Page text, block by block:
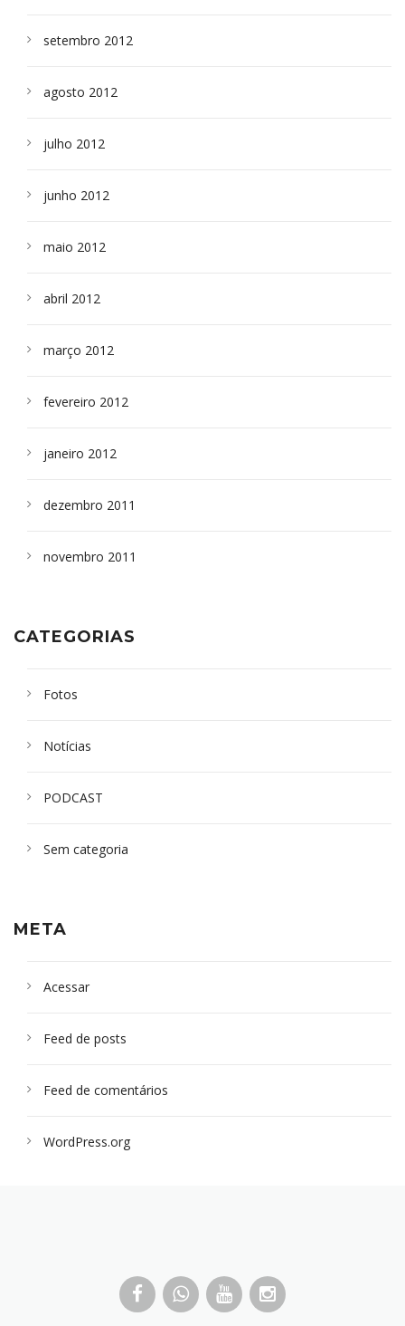
setembro 2012
agosto 2012
julho 2012
junho 2012
maio 2012
abril 2012
março 2012
fevereiro 2012
janeiro 2012
dezembro 2011
novembro 2011
CATEGORIAS
Fotos
Notícias
PODCAST
Sem categoria
META
Acessar
Feed de posts
Feed de comentários
WordPress.org